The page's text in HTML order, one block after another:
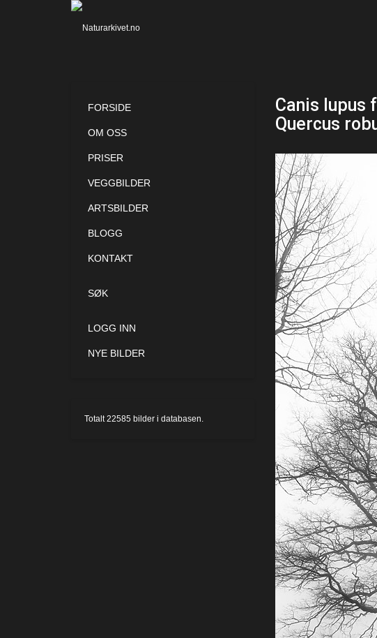
Canis lupus
Quercus
FORSIDE
OM OSS
PRISER
VEGGBILDER
ARTSBILDER
BLOGG
KONTAKT
SØK
LOGG INN
NYE BILDER
Totalt22585 bilder i databasen.